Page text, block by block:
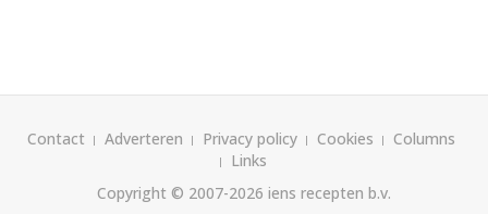
Contact Adverteren Privacy policy Cookies
Columns
Links
Copyright © 2007-2026 iens recepten b.v.